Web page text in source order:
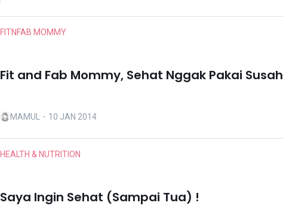
FITNFAB MOMMY
Fit and Fab Mommy, Sehat Nggak Pakai Susah
MAMUL ・10 JAN 2014
HEALTH & NUTRITION
Saya Ingin Sehat (Sampai Tua) !